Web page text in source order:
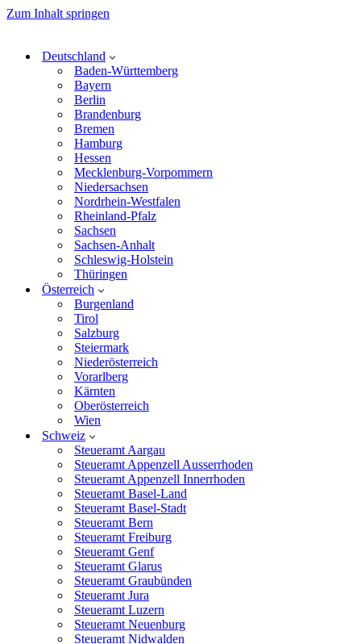
Zum Inhalt springen
Deutschland
Baden-Württemberg
Bayern
Berlin
Brandenburg
Bremen
Hamburg
Hessen
Mecklenburg-Vorpommern
Niedersachsen
Nordrhein-Westfalen
Rheinland-Pfalz
Sachsen
Sachsen-Anhalt
Schleswig-Holstein
Thüringen
Österreich
Burgenland
Tirol
Salzburg
Steiermark
Niederösterreich
Vorarlberg
Kärnten
Oberösterreich
Wien
Schweiz
Steueramt Aargau
Steueramt Appenzell Ausserrhoden
Steueramt Appenzell Innerrhoden
Steueramt Basel-Land
Steueramt Basel-Stadt
Steueramt Bern
Steueramt Freiburg
Steueramt Genf
Steueramt Glarus
Steueramt Graubünden
Steueramt Jura
Steueramt Luzern
Steueramt Neuenburg
Steueramt Nidwalden